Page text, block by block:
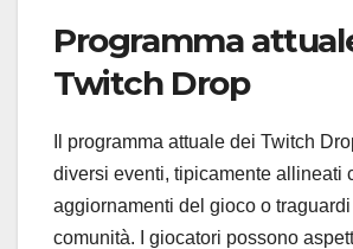
Programma
Twitch Drop
Il programma attuale dei Twitch
diversi eventi, tipicamente allineati
aggiornamenti del gioco o
comunità. I giocatori possono